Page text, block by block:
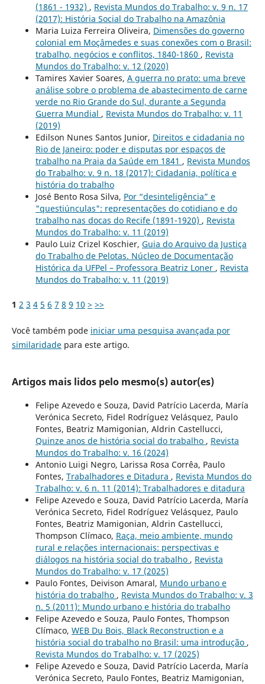
(1861 - 1932) , Revista Mundos do Trabalho: v. 9 n. 17
(2017): História Social do Trabalho na Amazônia
Maria Luiza Ferreira Oliveira, Dimensões do governo
colonial em Moçâmedes e suas conexões com o Brasil:
trabalho, negócios e conflitos, 1840-1860 , Revista
Mundos do Trabalho: v. 12 (2020)
Tamires Xavier Soares, A guerra no prato: uma breve
análise sobre o problema de abastecimento de carne
verde no Rio Grande do Sul, durante a Segunda
Guerra Mundial , Revista Mundos do Trabalho: v. 11
(2019)
Edilson Nunes Santos Junior, Direitos e cidadania no
Rio de Janeiro: poder e disputas por espaços de
trabalho na Praia da Saúde em 1841 , Revista Mundos
do Trabalho: v. 9 n. 18 (2017): Cidadania, política e
história do trabalho
José Bento Rosa Silva, Por “desinteligência” e
"questiúnculas": representações do cotidiano e do
trabalho nas docas do Recife (1891-1920) , Revista
Mundos do Trabalho: v. 11 (2019)
Paulo Luiz Crizel Koschier, Guia do Arquivo da Justiça
do Trabalho de Pelotas. Núcleo de Documentação
Histórica da UFPel – Professora Beatriz Loner , Revista
Mundos do Trabalho: v. 11 (2019)
1 2 3 4 5 6 7 8 9 10 > >>
Você também pode iniciar uma pesquisa avançada por
similaridadepara este artigo.
Artigos mais lidos pelo mesmo(s) autor(es)
Felipe Azevedo e Souza, David Patrício Lacerda, María
Verónica Secreto, Fidel Rodríguez Velásquez, Paulo
Fontes, Beatriz Mamigonian, Aldrin Castellucci,
Quinze anos de história social do trabalho , Revista
Mundos do Trabalho: v. 16 (2024)
Antonio Luigi Negro, Larissa Rosa Corrêa, Paulo
Fontes, Trabalhadores e Ditadura , Revista Mundos do
Trabalho: v. 6 n. 11 (2014): Trabalhadores e ditadura
Felipe Azevedo e Souza, David Patrício Lacerda, María
Verónica Secreto, Fidel Rodríguez Velásquez, Paulo
Fontes, Beatriz Mamigonian, Aldrin Castellucci,
Thompson Clímaco, Raça, meio ambiente, mundo
rural e relações internacionais: perspectivas e
diálogos na história social do trabalho , Revista
Mundos do Trabalho: v. 17 (2025)
Paulo Fontes, Deivison Amaral, Mundo urbano e
história do trabalho , Revista Mundos do Trabalho: v. 3
n. 5 (2011): Mundo urbano e história do trabalho
Felipe Azevedo e Souza, Paulo Fontes, Thompson
Clímaco, WEB Du Bois, Black Reconstruction e a
história social do trabalho no Brasil: uma introdução ,
Revista Mundos do Trabalho: v. 17 (2025)
Felipe Azevedo e Souza, David Patrício Lacerda, María
Verónica Secreto, Paulo Fontes, Beatriz Mamigonian,